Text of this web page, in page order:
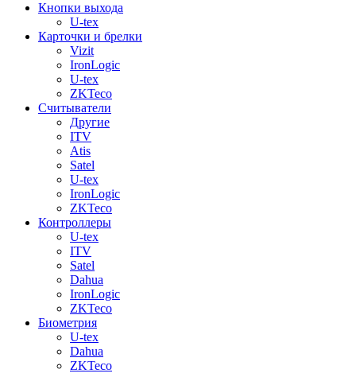
Кнопки выхода
U-tex
Карточки и брелки
Vizit
IronLogic
U-tex
ZKTeco
Считыватели
Другие
ITV
Atis
Satel
U-tex
IronLogic
ZKTeco
Контроллеры
U-tex
ITV
Satel
Dahua
IronLogic
ZKTeco
Биометрия
U-tex
Dahua
ZKTeco